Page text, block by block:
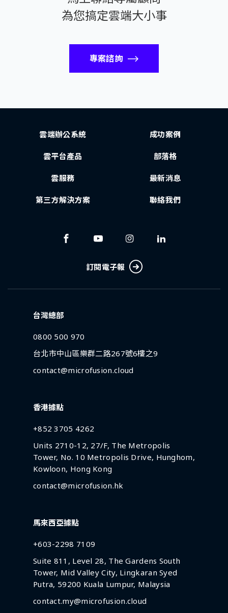
為您搞定雲端大小事
專案諮詢
雲端辦公系統
雲平台產品
雲服務
第三方解決方案
成功案例
部落格
最新消息
聯絡我們
訂閱電子報
台灣總部
0800 500 970
台北市中山區樂群二路267號6樓之9
contact@microfusion.cloud
香港據點
+852 3705 4262
Units 2710-12, 27/F, The Metropolis
Tower, No. 10 Metropolis Drive, Hunghom,
Kowloon, Hong Kong
contact@microfusion.hk
馬來西亞據點
+603-2298 7109
Suite 811, Level 28, The Gardens South
Tower, Mid Valley City, Lingkaran Syed
Putra, 59200 Kuala Lumpur, Malaysia
contact.my@microfusion.cloud